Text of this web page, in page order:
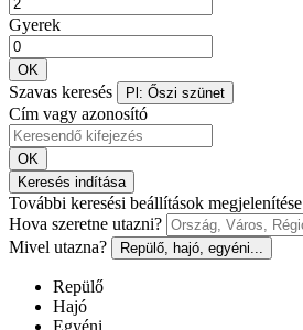
Gyerek
OK
Szavas keresés Pl: Őszi szünet
Cím vagy azonosító
OK
Keresés indítása
További keresési beállítások megjelenítése
Hova szeretne utazni?
Mivel utazna?
Repülő, hajó, egyéni...
Repülő
Hajó
Egyéni